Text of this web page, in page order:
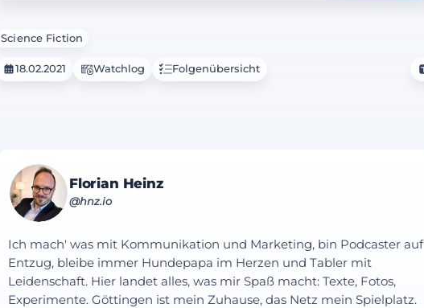
Science Fiction
18.02.2021 Watchlog Folgenübersicht
Florian Heinz
@hnz.io
Ich mach' was mit Kommunikation und Marketing, bin Podcaster auf
Entzug, bleibe immer Hundepapa im Herzen und Tabler mit
Leidenschaft. Hier landet alles, was mir Spaß macht: Texte, Fotos,
Experimente. Göttingen ist mein Zuhause, das Netz mein Spielplatz.